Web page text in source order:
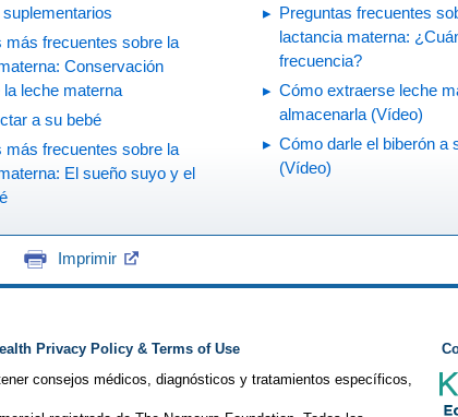
más frecuentes sobre la
Conservación
leche materna
a su bebé
más frecuentes sobre la
El sueño suyo y el
Preguntas frecuentes
lactancia materna:
frecuencia?
Cómo extraerse leche
almacenarla (Vídeo)
Cómo darle el biberón a
(Vídeo)
Imprimir
Privacy Policy & Terms of Use
consejos médicos, diagnósticos y tratamientos específicos,